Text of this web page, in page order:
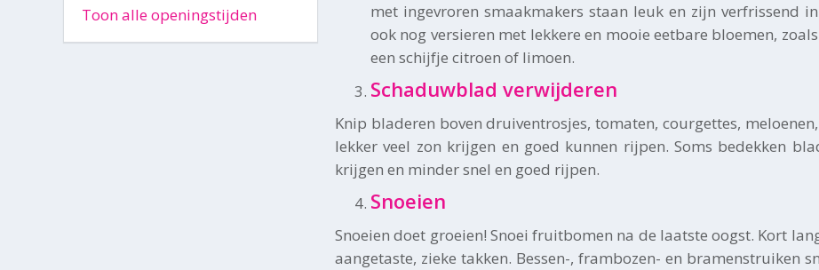
met ingevroren smaakmakers staan leuk en zijn verfrissend
ook nog versieren met lekkere en mooie eetbare bloemen,
een schijfje citroen of limoen.
Schaduwblad verwijderen
Knip bladeren boven druiventrosjes, tomaten, courgettes,
lekker veel zon krijgen en goed kunnen rijpen. Soms bedekken
krijgen en minder snel en goed rijpen.
Snoeien
Snoeien doet groeien! Snoei fruitbomen na de laatste oogst. Kort
aangetaste, zieke takken. Bessen-, frambozen- en bramenstruiken
Toon alle openingstijden